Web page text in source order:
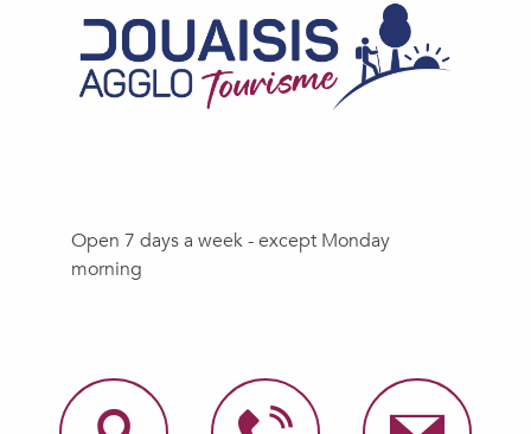
Open 7 days a week - except Monday
morning